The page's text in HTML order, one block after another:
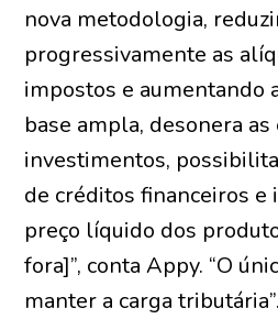
nova metodologia,
progressivamente as
impostos e aumentando
base ampla, desonera
investimentos,
de créditos financeiros e
preço líquido dos
fora]”, conta Appy. “O
manter a carga tributária”.